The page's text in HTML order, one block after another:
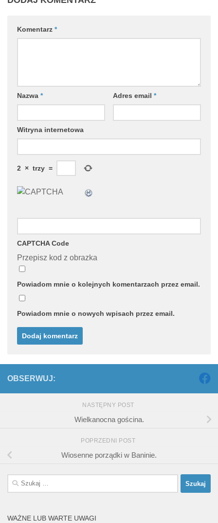
Komentarz *
Nazwa * Adres email *
Witryna internetowa
2 × trzy =
CAPTCHA Code
Przepisz kod z obrazka
Powiadom mnie o kolejnych komentarzach przez email.
Powiadom mnie o nowych wpisach przez email.
OBSERWUJ:
NASTĘPNY POST
Wielkanocna gościna.
POPRZEDNI POST
Wiosenne porządki w Baninie.
Szukaj:
WAŻNE LUB WARTE UWAGI